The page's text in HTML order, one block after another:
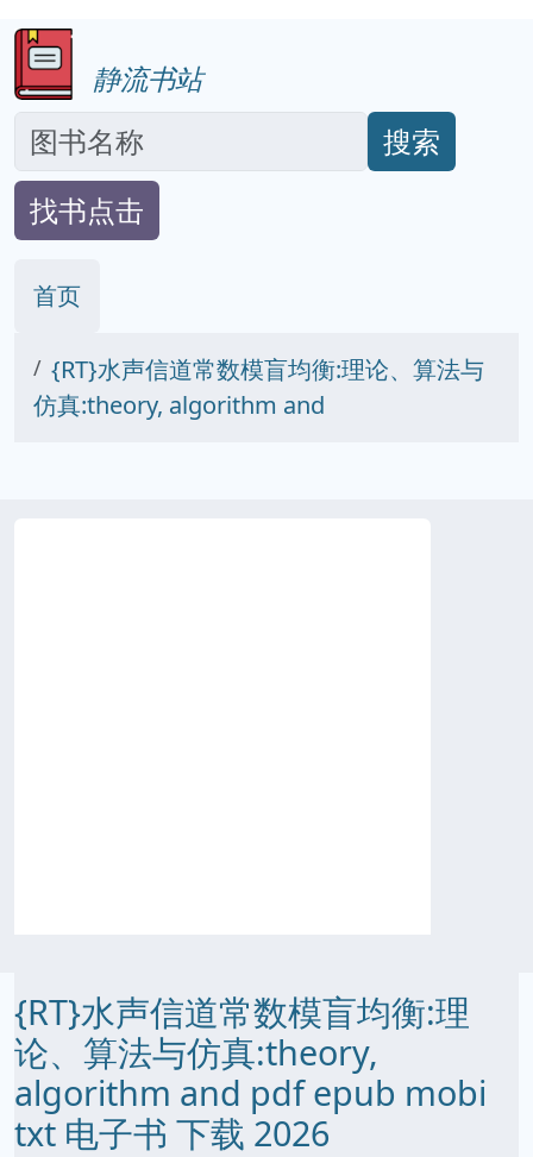
静流书站
搜索
找书点击
首页
{RT}水声信道常数模盲均衡:理论、算法与
仿真:theory, algorithm and
{RT}水声信道常数模盲均衡:理
论、算法与仿真:theory,
algorithm and pdf epub mobi
txt 电子书 下载 2026